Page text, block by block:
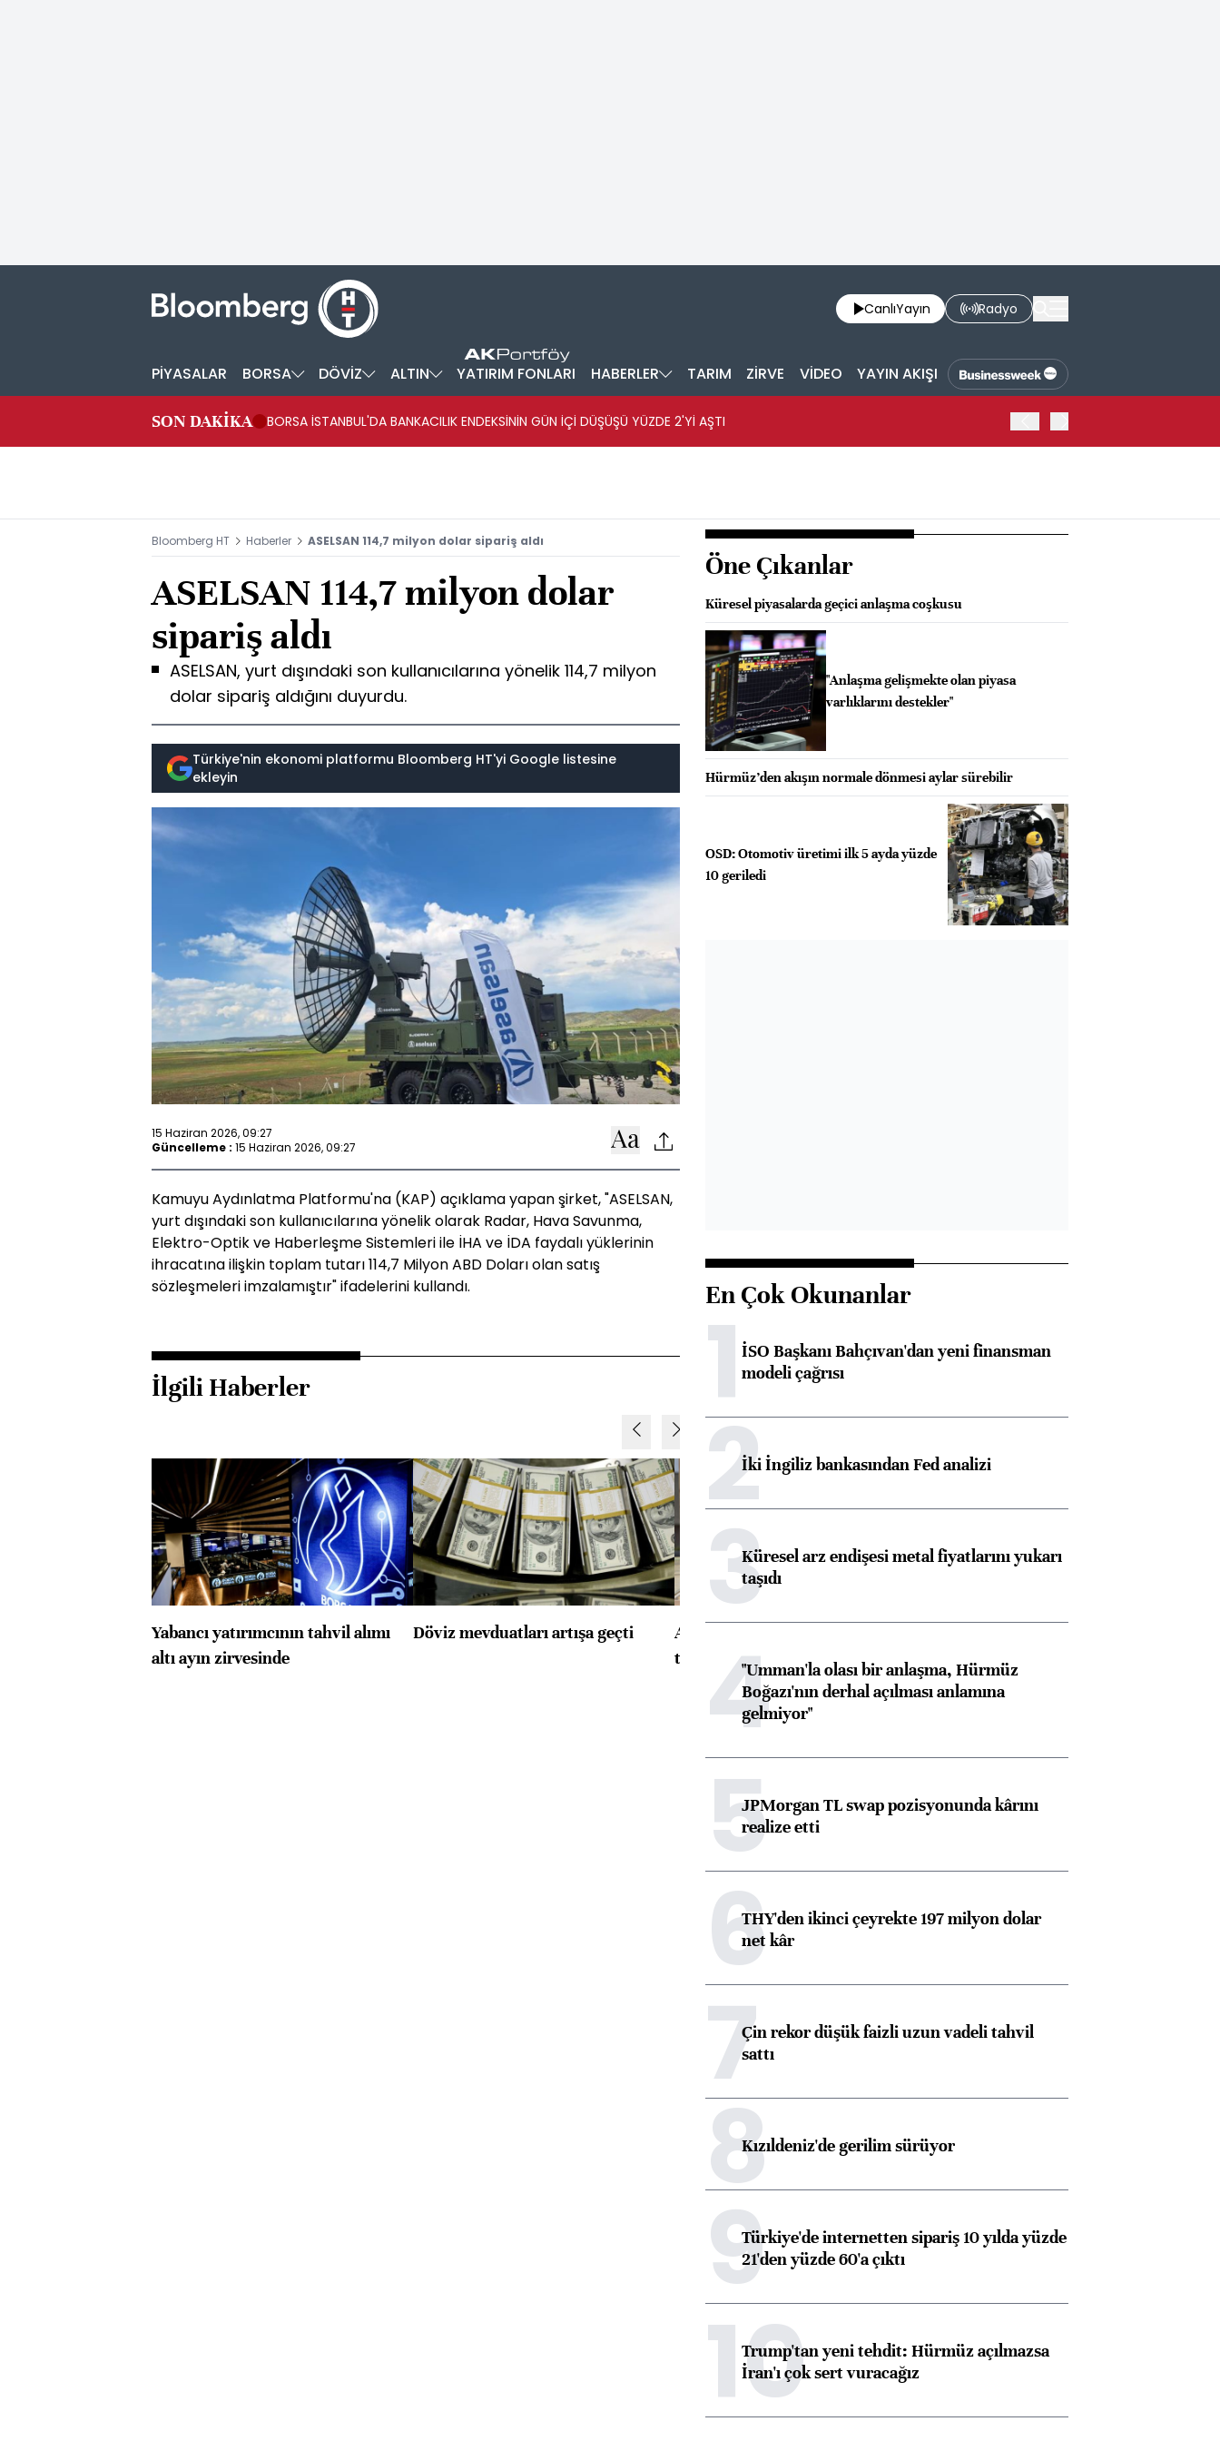
CanlıYayın Radyo
PİYASALAR BORSA DÖVİZ ALTIN YATIRIM FONLARI HABERLER TARIM ZİRVE VİDEO YAYIN AKIŞI
SON DAKİKA BORSA İSTANBUL'DA BANKACILIK ENDEKSİNİN GÜN İÇİ DÜŞÜŞÜ YÜZDE 2'Yİ AŞTI
Bloomberg HT Haberler ASELSAN 114,7 milyon dolar sipariş aldı
ASELSAN 114,7 milyon dolar
sipariş aldı
ASELSAN, yurt dışındaki son kullanıcılarına yönelik 114,7 milyon
dolar sipariş aldığını duyurdu.
Türkiye'nin ekonomi platformu Bloomberg HT'yi Google listesine
ekleyin
15 Haziran 2026, 09:27
Güncelleme : 15 Haziran 2026, 09:27
Kamuyu Aydınlatma Platformu'na (KAP) açıklama yapan şirket, "ASELSAN,
yurt dışındaki son kullanıcılarına yönelik olarak Radar, Hava Savunma,
Elektro-Optik ve Haberleşme Sistemleri ile İHA ve İDA faydalı yüklerinin
ihracatına ilişkin toplam tutarı 114,7 Milyon ABD Doları olan satış
sözleşmeleri imzalamıştır" ifadelerini kullandı.
İlgili Haberler
Yabancı yatırımcının tahvil alımı
altı ayın zirvesinde
Döviz mevduatları artışa geçti
ABD'de konut başlangıçları
toparlandı
konusunda Unicredit ile
Öne Çıkanlar
Küresel piyasalarda geçici anlaşma coşkusu
"Anlaşma gelişmekte olan piyasa
varlıklarını destekler"
Hürmüz’den akışın normale dönmesi aylar sürebilir
OSD: Otomotiv üretimi ilk 5 ayda yüzde
10 geriledi
En Çok Okunanlar
1İSO Başkanı Bahçıvan'dan yeni finansman
modeli çağrısı
2İki İngiliz bankasından Fed analizi
3Küresel arz endişesi metal fiyatlarını yukarı
taşıdı
4"Umman'la olası bir anlaşma, Hürmüz
Boğazı'nın derhal açılması anlamına
gelmiyor"
5JPMorgan TL swap pozisyonunda kârını
realize etti
6THY'den ikinci çeyrekte 197 milyon dolar
net kâr
7Çin rekor düşük faizli uzun vadeli tahvil
sattı
8Kızıldeniz'de gerilim sürüyor
9Türkiye'de internetten sipariş 10 yılda yüzde
21'den yüzde 60'a çıktı
10
Trump'tan yeni tehdit: Hürmüz açılmazsa
İran'ı çok sert vuracağız